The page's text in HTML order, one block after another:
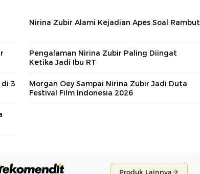
Nirina Zubir Alami Kejadian Apes Soal Rambut
Pengalaman Nirina Zubir Paling Diingat
Ketika Jadi Ibu RT
3
Morgan Oey Sampai Nirina Zubir Jadi Duta
Festival Film Indonesia 2026